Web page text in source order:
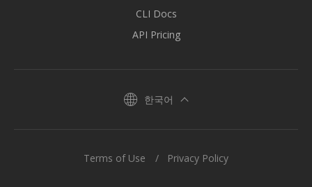
CLI Docs
API Pricing
한국어
Terms of Use Privacy Policy